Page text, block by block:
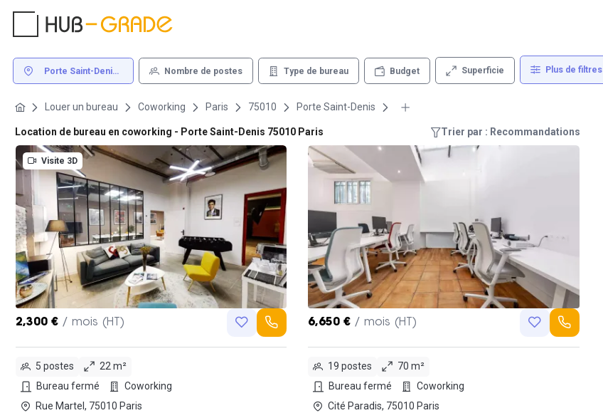
Porte Saint-Denis
Nombre de postes Type de bureau Budget Superficie Plus de filtres
Louer un bureau Coworking Paris 75010 Porte Saint-Denis
Location de bureau en coworking - Porte Saint-Denis 75010 Paris Trier par : Recommandations
Visite 3D
2,300 € / mois (HT)
5 postes
22 m²
Bureau fermé
Coworking
Rue Martel, 75010 Paris
6,650 € / mois (HT)
19 postes
70 m²
Bureau fermé
Coworking
Cité Paradis, 75010 Paris